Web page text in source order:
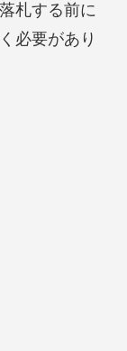
札する前に
必要があり